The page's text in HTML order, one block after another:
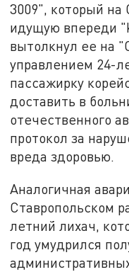
3009", который
идущую впереди
вытолкнул ее на
управлением 24-
пассажирку
доставить в
отечественного
протокол за
вреда здоровью.
Аналогичная
Ставропольском
летний лихач,
год умудрился